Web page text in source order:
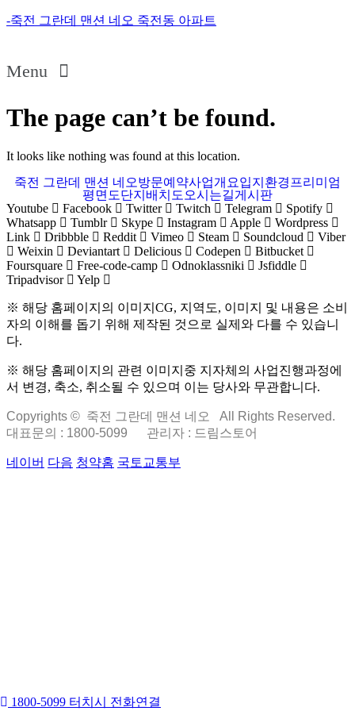
-죽전 그란데 맨션 네오 죽전동 아파트
Menu
The page can’t be found.
It looks like nothing was found at this location.
1800-5099 터치시 전화연결
죽전 그란데 맨션 네오방문예약사업개요입지환경 프리미엄
평면도단지배치도 오시는길게시판
Youtube
Facebook Twitter Twitch Telegram
Spotify
Whatsapp
Tumblr Skype Instagram Apple
Wordpress
Link
Dribbble Reddit Vimeo Steam Soundcloud
Viber
Weixin
Deviantart Delicious Codepen
Bitbucket
Foursquare
Free-code-camp Odnoklassniki
Jsfiddle
Tripadvisor
Yelp
※ 해당 홈페이지의 이미지CG, 지역도, 이미지 및 내용은 소비
자의 이해를 돕기 위해 제작된 것으로 실제와 다를 수 있습니
다.
※ 해당 홈페이지의 관련 이미지중 지자체의 사업진행과정에
서 변경, 축소, 취소될 수 있으며 이는 당사와 무관합니다.
Copyrights © 죽전 그란데 맨션 네오 All Rights Reserved.
대표문의 : 1800-5099 관리자 : 드림스토어
네이버 다음 청약홈 국토교통부